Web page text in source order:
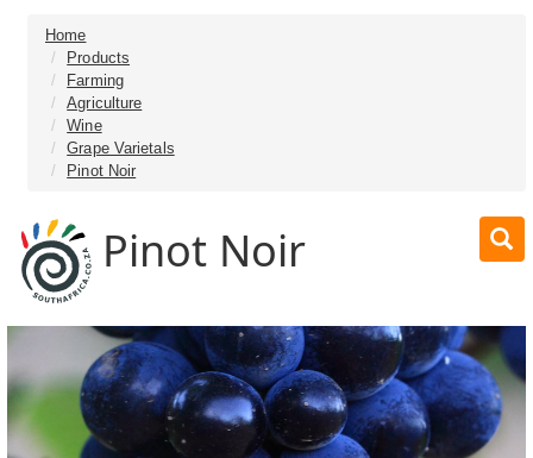
Home
Products
Farming
Agriculture
Wine
Grape Varietals
Pinot Noir
Pinot Noir